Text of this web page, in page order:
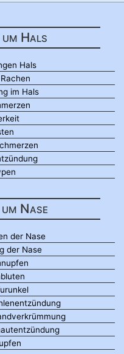
Hals
Hals
im Hals
Nase
der Nase
der Nase